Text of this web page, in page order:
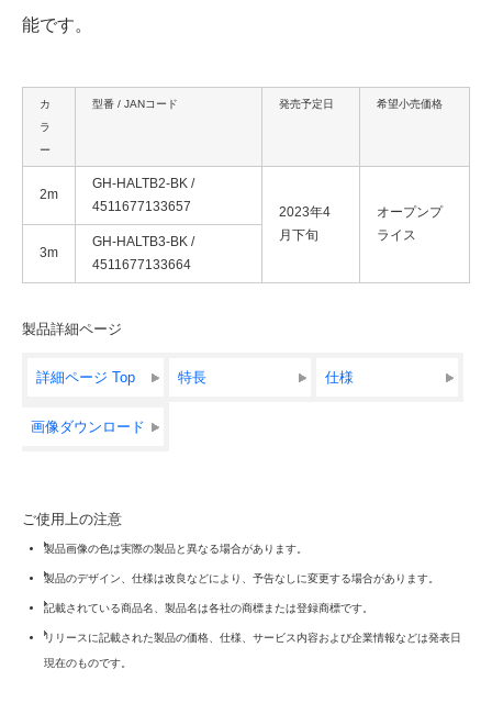
能です。
カ
ラ
ー
型番 / JANコード 発売予定日 希望小売価格
2m
GH-HALTB2-BK /
4511677133657
2023年4
月下旬
オープンプ
ライス
3m
GH-HALTB3-BK /
4511677133664
製品詳細ページ
詳細ページ Top 特長 仕様
画像ダウンロード
ご使用上の注意
製品画像の色は実際の製品と異なる場合があります。
製品のデザイン、仕様は改良などにより、予告なしに変更する場合があります。
記載されている商品名、製品名は各社の商標または登録商標です。
リリースに記載された製品の価格、仕様、サービス内容および企業情報などは発表日
現在のものです。